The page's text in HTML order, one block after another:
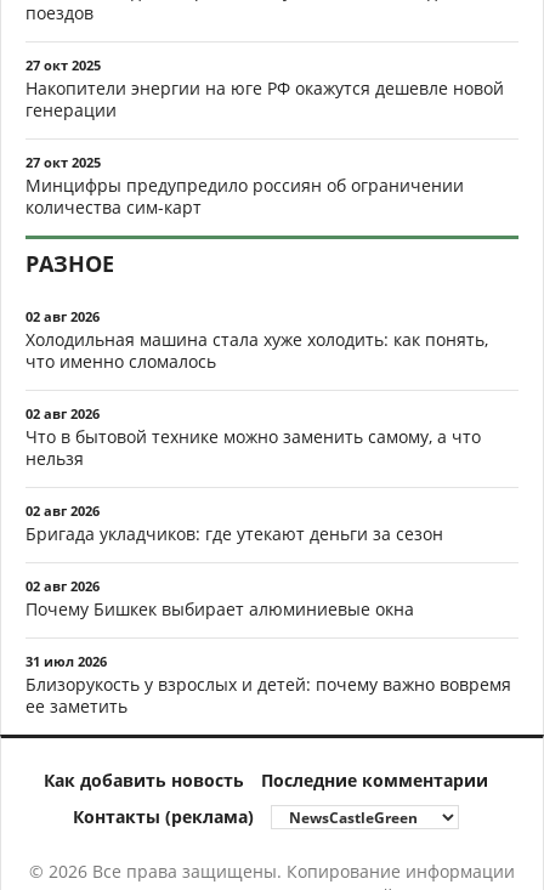
поездов
27 окт 2025
Накопители энергии на юге РФ окажутся дешевле новой
генерации
27 окт 2025
Минцифры предупредило россиян об ограничении
количества сим-карт
РАЗНОЕ
02 авг 2026
Холодильная машина стала хуже холодить: как понять,
что именно сломалось
02 авг 2026
Что в бытовой технике можно заменить самому, а что
нельзя
02 авг 2026
Бригада укладчиков: где утекают деньги за сезон
02 авг 2026
Почему Бишкек выбирает алюминиевые окна
31 июл 2026
Близорукость у взрослых и детей: почему важно вовремя
ее заметить
Как добавить новость
Последние комментарии
Контакты (реклама)
© 2026 Все права защищены. Копирование информации